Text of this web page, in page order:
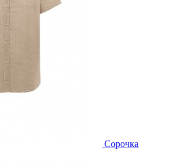
Сорочка